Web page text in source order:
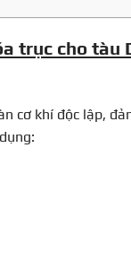
trục cho tàu
cơ khí độc lập,